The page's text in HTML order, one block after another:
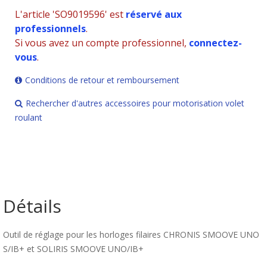
L'article 'SO9019596' est réservé aux
professionnels.
Si vous avez un compte professionnel, connectez-
vous.
Conditions de retour et remboursement
Rechercher d'autres accessoires pour motorisation volet
roulant
Détails
Outil de réglage pour les horloges filaires CHRONIS SMOOVE UNO
S/IB+ et SOLIRIS SMOOVE UNO/IB+